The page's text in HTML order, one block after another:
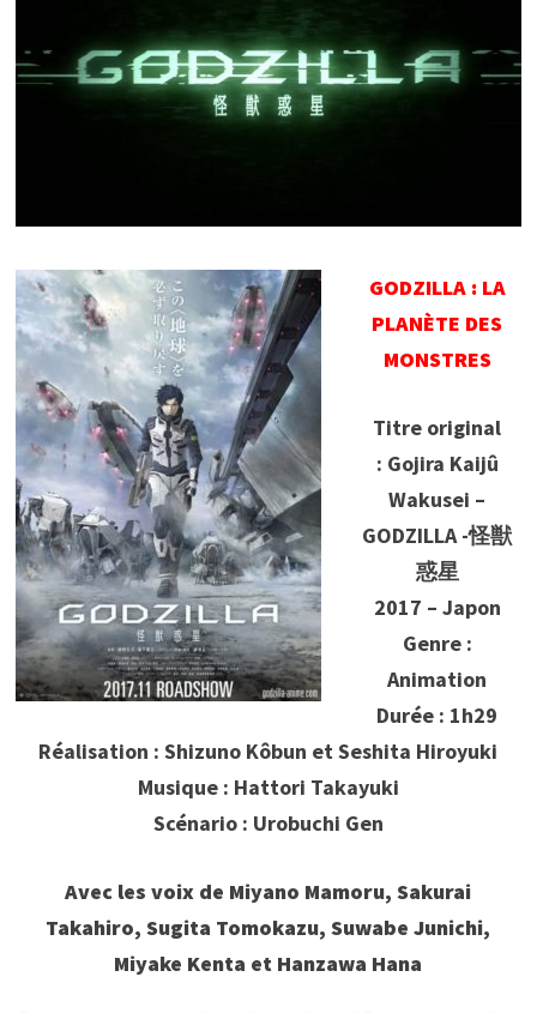
GODZILLA : LA
PLANÈTE DES
MONSTRES
Titre original
: Gojira Kaijû
Wakusei –
GODZILLA -怪獣
惑星
2017 – Japon
Genre :
Animation
Durée : 1h29
Réalisation : Shizuno Kôbun et Seshita Hiroyuki
Musique : Hattori Takayuki
Scénario : Urobuchi Gen
Avec les voix de Miyano Mamoru, Sakurai
Takahiro, Sugita Tomokazu, Suwabe Junichi,
Miyake Kenta et Hanzawa Hana